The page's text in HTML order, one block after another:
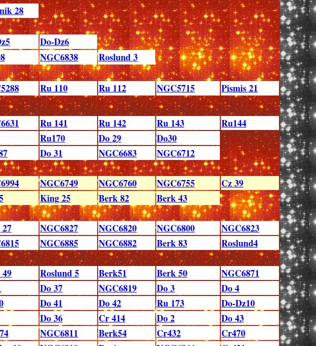
28
Do-Dz6
NGC6838 Roslund 3
Ru 110 Ru 112 NGC5715 Pismis 21
Ru 141 Ru 142 Ru 143
Ru144
Ru170 Do 29
Do30
Do 31 NGC6683
NGC6712
NGC6749 NGC6760 NGC6755
Cz 39
King 25 Berk 82
Berk 43
NGC6827 NGC6820 NGC6800
NGC6823
NGC6885 NGC6882 Berk 83
Roslund4
Roslund 5 Berk51 Berk 50
NGC6871
Do 37 NGC6819 Do 3
Do 4
Do 41 Do 42 Ru 173
Do-Dz10
Do 36 Cr 414 Do 2
Do 43
NGC6811 Berk54 Cr432
Cr470